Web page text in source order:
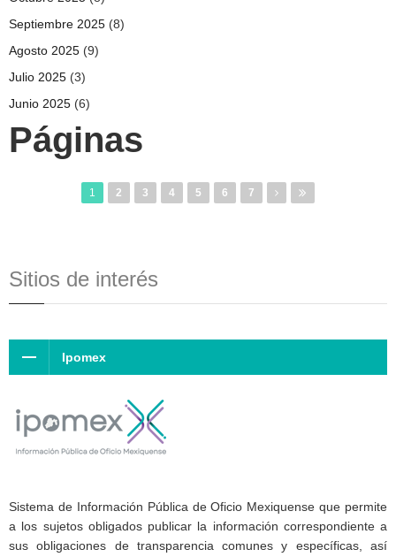
Septiembre 2025 (8)
Agosto 2025 (9)
Julio 2025 (3)
Junio 2025 (6)
Páginas
1 2 3 4 5 6 7
Sitios de interés
Ipomex
Sistema de Información Pública de Oficio Mexiquense que permite
a los sujetos obligados publicar la información correspondiente a
sus obligaciones de transparencia comunes y específicas, así